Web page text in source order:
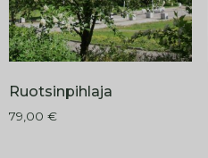
Ruotsinpihlaja
79,00 €